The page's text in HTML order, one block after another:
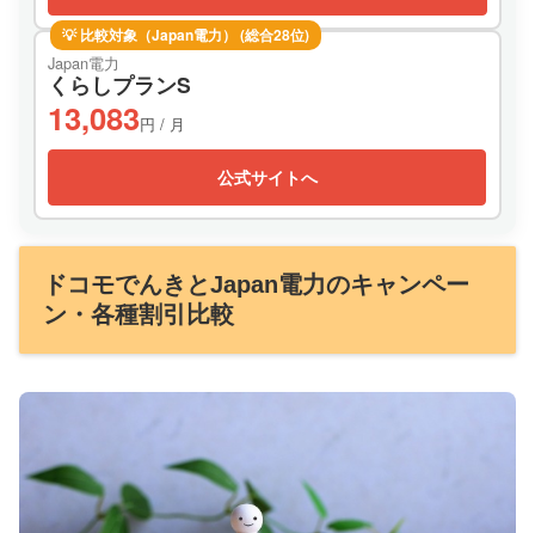
💡 比較対象（Japan電力） (総合28位)
Japan電力
くらしプランS
13,083円 / 月
公式サイトへ
ドコモでんきとJapan電力のキャンペー
ン・各種割引比較